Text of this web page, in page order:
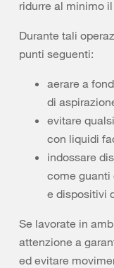
ridurre al minimo
Durante tali
punti seguenti:
aerare a
di
evitare
con liquidi
indossare
come guanti
e dispositivi
Se lavorate in
attenzione a
ed evitare